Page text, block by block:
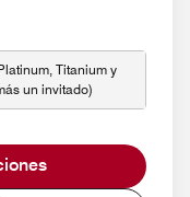
Titanium y
un invitado)